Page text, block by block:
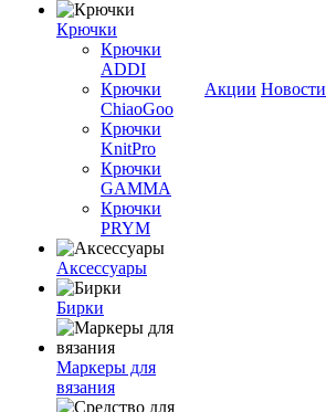
Крючки
Крючки
ADDI
Крючки
ChiaoGoo
Крючки
KnitPro
Крючки
GAMMA
Крючки
PRYM
Аксессуары
Бирки
Маркеры для
вязания
Акции Новости